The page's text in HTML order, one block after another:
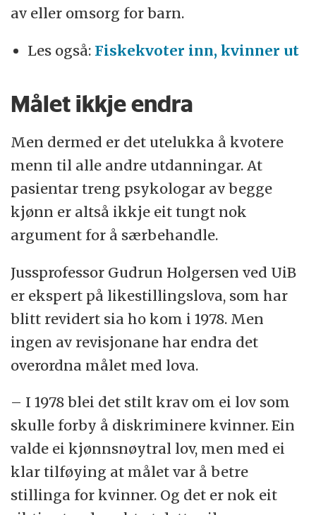
av eller omsorg for barn.
Les også:Fiskekvoter inn, kvinner ut
Målet ikkje endra
Men dermed er det utelukka å kvotere
menn til alle andre utdanningar. At
pasientar treng psykologar av begge
kjønn er altså ikkje eit tungt nok
argument for å særbehandle.
Jussprofessor Gudrun Holgersen ved UiB
er ekspert på likestillingslova, som har
blitt revidert sia ho kom i 1978. Men
ingen av revisjonane har endra det
overordna målet med lova.
– I 1978 blei det stilt krav om ei lov som
skulle forby å diskriminere kvinner. Ein
valde ei kjønnsnøytral lov, men med ei
klar tilføying at målet var å betre
stillinga for kvinner. Og det er nok eit